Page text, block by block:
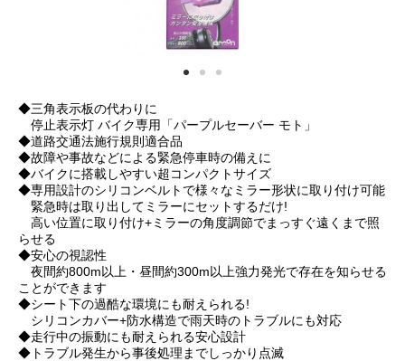
◆三角表示板の代わりに
停止表示灯 バイク専用「パープルセーバー モト」
◆道路交通法施行規則適合品
◆故障や事故などによる緊急停車時の備えに
◆バイクに搭載しやすい超コンパクトサイズ
◆専用設計のシリコンベルトで様々なミラー形状に取り付け可能
緊急時は取り出してミラーにセットするだけ!
高い位置に取り付け+ミラーの角度調節でまっすぐ遠くまで照
らせる
◆安心の視認性
夜間約800m以上・昼間約300m以上強力発光で存在を知らせる
ことができます
◆シート下の過酷な環境にも耐えられる!
シリコンカバー+防水構造で雨天時のトラブルにも対応
◆走行中の振動にも耐えられる安心設計
◆トラブル発生から事後処理までしっかり点滅